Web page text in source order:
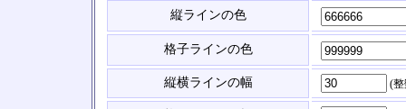
縦ラインの色
格子ラインの色
縦横ラインの幅 (